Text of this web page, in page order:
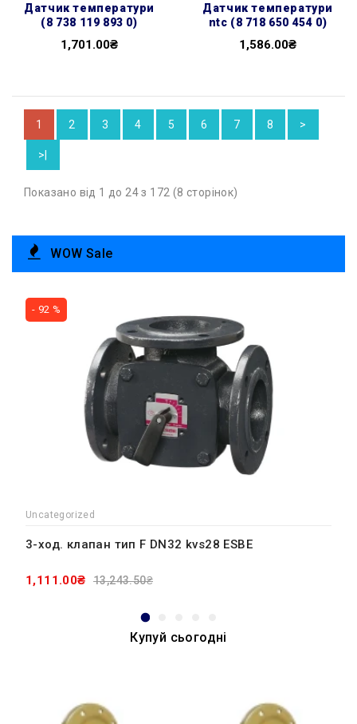
датчик температури
(8 738 119 893 0)
1,701.00₴
датчик температури
ntc (8 718 650 454 0)
1,586.00₴
1 2 3 4 5 6 7 8 >
>|
Показано від 1 до 24 з 172 (8 сторінок)
WOW Sale
- 92 %
Uncategorized
3-ход. клапан тип F DN32 kvs28 ESBE
1,111.00₴ 13,243.50₴
Купуй сьогодні